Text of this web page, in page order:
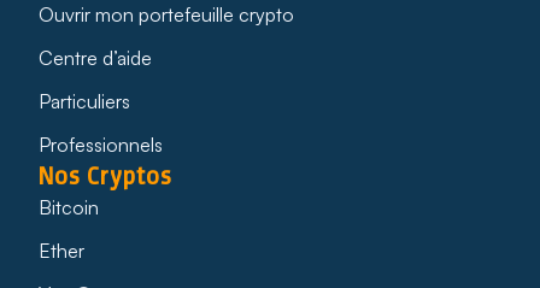
Ouvrir mon portefeuille crypto
Centre d’aide
Particuliers
Professionnels
Nos Cryptos
Bitcoin
Ether